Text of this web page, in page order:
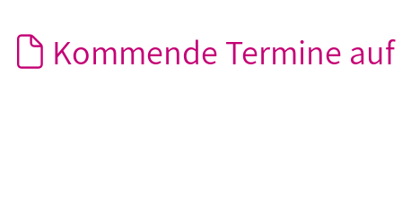
Kommende Termine